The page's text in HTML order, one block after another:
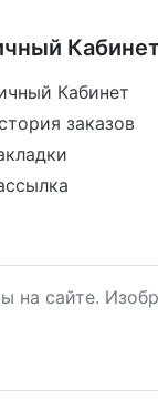
Кабинет
заказов
на сайте.